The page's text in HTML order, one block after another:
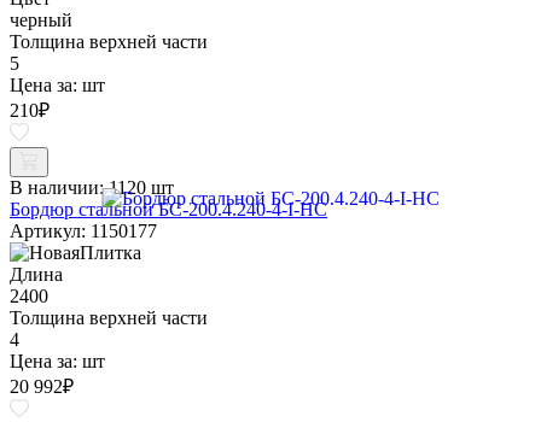
черный
Толщина верхней части
5
Цена за: шт
210₽
В наличии: 1120 шт
Бордюр стальной БС-200.4.240-4-I-НС
Артикул: 1150177
Длина
2400
Толщина верхней части
4
Цена за: шт
20 992₽